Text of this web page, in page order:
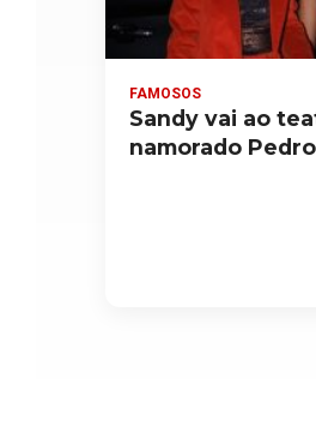
FAMOSOS
Sandy vai ao
namorado